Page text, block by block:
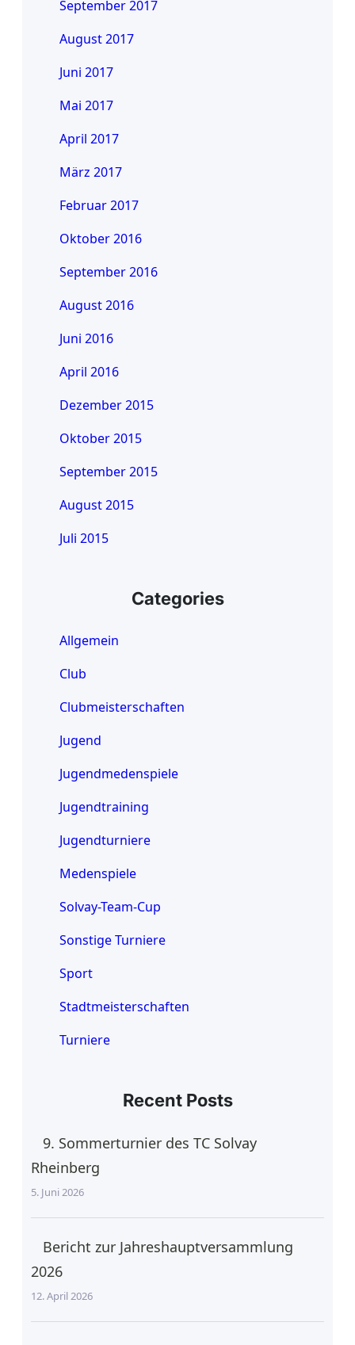
September 2017
August 2017
Juni 2017
Mai 2017
April 2017
März 2017
Februar 2017
Oktober 2016
September 2016
August 2016
Juni 2016
April 2016
Dezember 2015
Oktober 2015
September 2015
August 2015
Juli 2015
Categories
Allgemein
Club
Clubmeisterschaften
Jugend
Jugendmedenspiele
Jugendtraining
Jugendturniere
Medenspiele
Solvay-Team-Cup
Sonstige Turniere
Sport
Stadtmeisterschaften
Turniere
Recent Posts
9. Sommerturnier des TC Solvay
Rheinberg
5. Juni 2026
Bericht zur Jahreshauptversammlung
2026
12. April 2026